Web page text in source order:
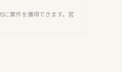
に案件を獲得できます。営